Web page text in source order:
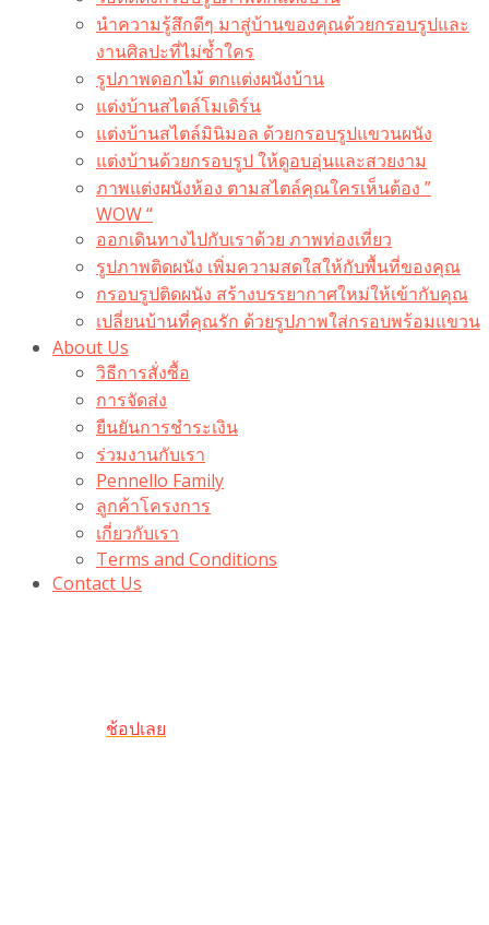
นำความรู้สึกดีๆ มาสู่บ้านของคุณด้วยกรอบรูปและ
งานศิลปะที่ไม่ซ้ำใคร
รูปภาพดอกไม้ ตกแต่งผนังบ้าน
แต่งบ้านสไตล์โมเดิร์น
แต่งบ้านสไตล์มินิมอล ด้วยกรอบรูปแขวนผนัง
แต่งบ้านด้วยกรอบรูป ให้ดูอบอุ่นและสวยงาม
ภาพแต่งผนังห้อง ตามสไตล์คุณใครเห็นต้อง ”
WOW “
ออกเดินทางไปกับเราด้วย ภาพท่องเที่ยว
รูปภาพติดผนัง เพิ่มความสดใสให้กับพื้นที่ของคุณ
กรอบรูปติดผนัง สร้างบรรยากาศใหม่ให้เข้ากับคุณ
เปลี่ยนบ้านที่คุณรัก ด้วยรูปภาพใส่กรอบพร้อมแขวน​
About Us
วิธีการสั่งซื้อ
การจัดส่ง
ยืนยันการชำระเงิน
ร่วมงานกับเรา
Pennello Family
ลูกค้าโครงการ
เกี่ยวกับเรา
Terms and Conditions
Contact Us
ช้อปเลย